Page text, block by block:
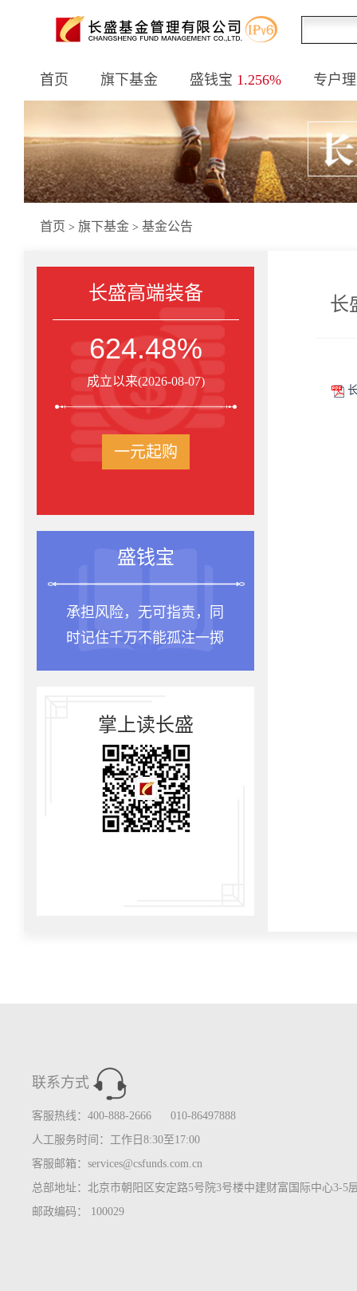
首页 旗下基金 盛钱宝 1.256% 专户
首页 > 旗下基金 > 基金公告
长盛高端装备
624.48%
成立以来(2026-08-07)
一元起购
盛钱宝
承担风险，无可指责，同
时记住千万不能孤注一掷
掌上读长盛
长
联系方式
客服热线：400-888-2666 010-86497888
人工服务时间：工作日8:30至17:00
客服邮箱：services@csfunds.com.cn
总部地址：北京市朝阳区安定路5号院3号楼中建财富国际中心3-5
邮政编码： 100029